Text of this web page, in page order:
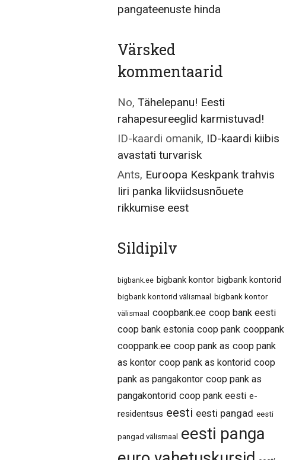
pangateenuste hinda
Värsked
kommentaarid
No, Tähelepanu! Eesti
rahapesureeglid karmistuvad!
ID-kaardi omanik, ID-kaardi kiibis
avastati turvarisk
Ants, Euroopa Keskpank trahvis
Iiri panka likviidsusnõuete
rikkumise eest
Sildipilv
bigbank.ee bigbank kontor bigbank kontorid
bigbank kontorid välismaal
bigbank kontor
välismaal coopbank.ee coop bank eesti
coop bank estonia coop pank cooppank
cooppank.ee coop pank as coop pank
as kontor coop pank as kontorid coop
pank as pangakontor coop pank as
pangakontorid coop pank eesti e-
residentsus eesti eesti pangad eesti
pangad välismaal eesti panga